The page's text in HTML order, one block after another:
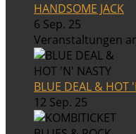
HANDSOME JACK
6 Sep. 25
Veranstaltungen
BLUE DEAL & HOT
12 Sep. 25